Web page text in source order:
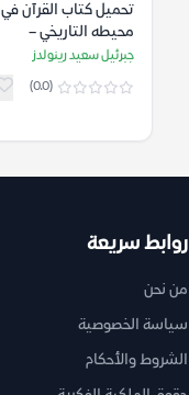
تحميل كتاب القرآن في
محيطه التاريخي –
جبرئيل سعيد رينولدز
جبرئيل سعيد رينولدز
(0.0)
روابط سريعة
من نحن
سياسة الخصوصية
الشروط والأحكام